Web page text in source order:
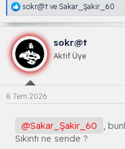
R
e
a
k
s
i
y
o
n
l
a
:
sokr@t ve Sakar_Şakir_60
sokr@t
Aktif Üye
8 Tem 2026
@Sakar_Şakir_60
,
Sıkıntı ne sende ?